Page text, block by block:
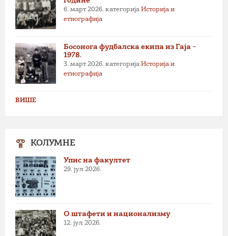
6. март 2026. категорија Историја и
етнографија
Босонога фудбалска екипа из Гаја –
1978.
3. март 2026. категорија Историја и
етнографија
ВИШЕ
КОЛУМНЕ
Упис на факултет
29. јул 2026.
О штафети и национализму
12. јул 2026.